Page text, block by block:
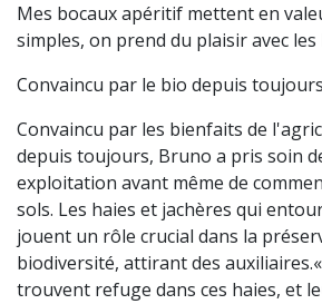
Mes bocaux apéritif mettent en
simples, on prend du plaisir avec les
Convaincu par le bio depuis toujours
Convaincu par les bienfaits de
depuis toujours, Bruno a pris soin
exploitation avant même de
sols. Les haies et jachères qui
jouent un rôle crucial dans la
biodiversité, attirant des
trouvent refuge dans ces haies, et